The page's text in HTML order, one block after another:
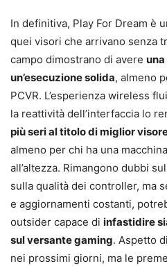
In definitiva, Play For Dream è
quei visori che arrivano senza
campo dimostrano di avere
un’esecuzione solida, almeno
PCVR. L’esperienza wireless
la reattività dell’interfaccia lo
più seri al titolo di miglior
almeno per chi ha una
all’altezza. Rimangono dubbi
sulla qualità dei controller, ma
e aggiornamenti costanti,
outsider capace di infastidire
sul versante gaming. Aspetto
nei prossimi giorni, ma le